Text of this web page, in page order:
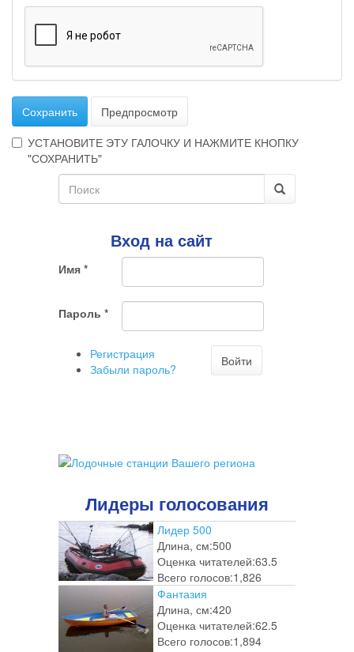
Сохранить
Предпросмотр
УСТАНОВИТЕ ЭТУ ГАЛОЧКУ И НАЖМИТЕ КНОПКУ
"СОХРАНИТЬ"
галочка
ненужный
комментарий
Форма
поиска
Вход на сайт
Имя *
Пароль *
Регистрация
Забыли пароль?
Войти
Лидеры голосования
Лидер 500
Длина, см:500
Оценка читателей:63.5
Всего голосов:1,826
Фантазия
Длина, см:420
Оценка читателей:62.5
Всего голосов:1,894